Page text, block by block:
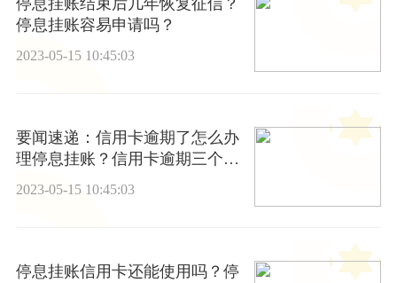
停息挂账容易申请吗？
2023-05-15 10:45:03
要闻速递：信用卡逾期了怎么办
理停息挂账？信用卡逾期三个月
2023-05-15 10:45:03
停息挂账信用卡还能使用吗？停